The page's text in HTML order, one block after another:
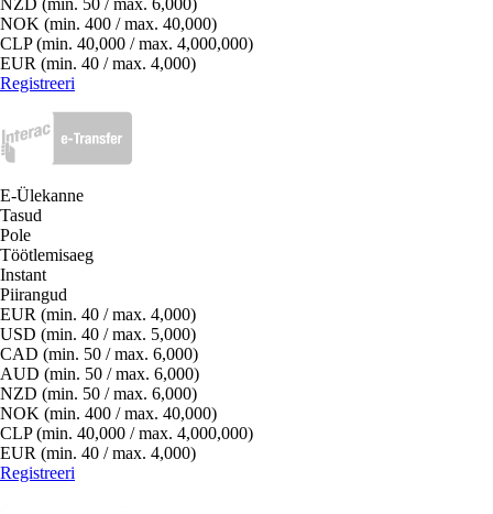
NOK (min. 400 / max. 40,000)
CLP (min. 40,000 / max. 4,000,000)
EUR (min. 40 / max. 4,000)
Registreeri
E-Ülekanne
Tasud
Pole
Töötlemisaeg
Instant
Piirangud
EUR (min. 40 / max. 4,000)
USD (min. 40 / max. 5,000)
CAD (min. 50 / max. 6,000)
AUD (min. 50 / max. 6,000)
NZD (min. 50 / max. 6,000)
NOK (min. 400 / max. 40,000)
CLP (min. 40,000 / max. 4,000,000)
EUR (min. 40 / max. 4,000)
Registreeri